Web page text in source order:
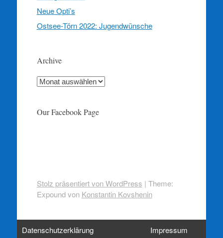
Neue Opti’s
Ostsee-Törn 2022: Jugendwünsche
Archive
Archive
Our Facebook Page
Stolz präsentiert von WordPress | Theme:
Expound von Konstantin Kovshenin
Impressum
Datenschutzerklärung